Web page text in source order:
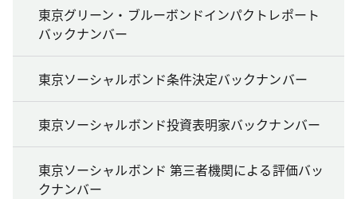
東京グリーン・ブルーボンドインパクトレポート
バックナンバー
東京ソーシャルボンド条件決定バックナンバー
東京ソーシャルボンド投資表明家バックナンバー
東京ソーシャルボンド 第三者機関による評価バッ
クナンバー